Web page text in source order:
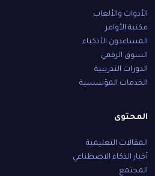
الأدوات والألعاب
مكتبة الأوامر
المساعدون الأذكياء
السوق الرقمي
الدورات التدريبية
الخدمات المؤسسية
المحتوى
المقالات التعليمية
أخبار الذكاء الاصطناعي
المجتمع